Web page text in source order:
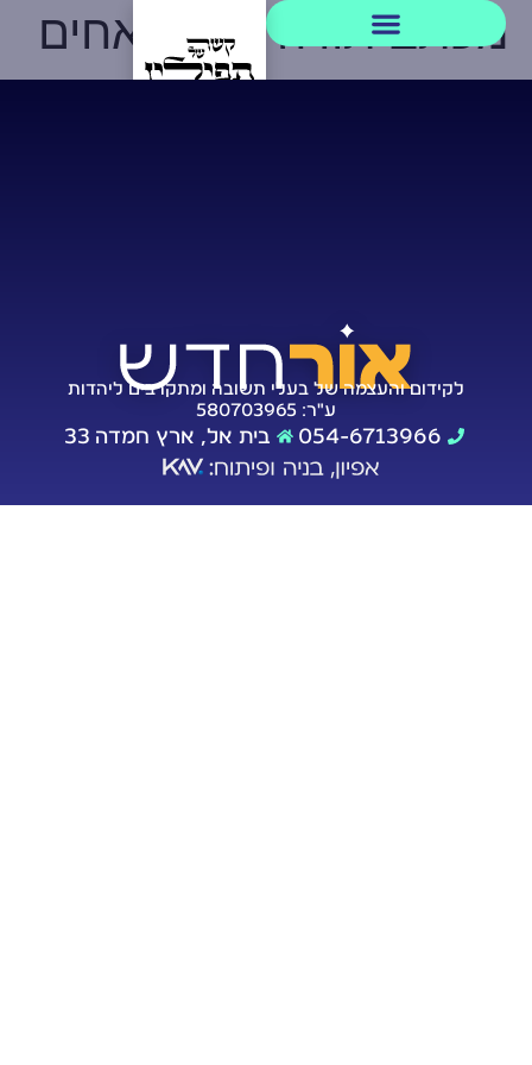
מכתב תודה מלב לאחים
לקידום והעצמה של בעלי תשובה ומתקרבים ליהדות
ע"ר: 580703965
054-6713966 בית אל, ארץ חמדה 33